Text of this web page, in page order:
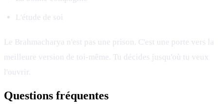
L'étude de soi
Le Brahmacharya n'est pas une prison. C'est une porte vers la
meilleure version de toi-même. Tu décides jusqu'où tu veux
l'ouvrir.
Questions fréquentes